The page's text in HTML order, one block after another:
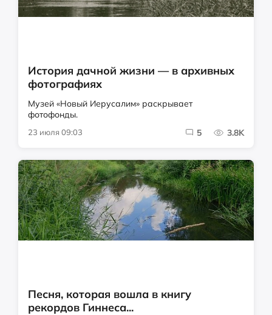
История дачной жизни — в архивных
фотографиях
Музей «Новый Иерусалим» раскрывает
фотофонды.
23 июля 09:03 5 3.8K
Песня, которая вошла в книгу
рекордов Гиннеса...